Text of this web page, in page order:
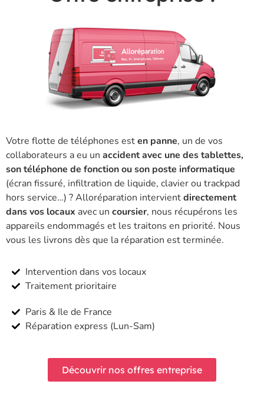
Votre flotte de téléphones esten panne, un de vos
collaborateurs a eu un accident avec une des tablettes,
son téléphone de fonction ou son poste informatique
(écran fissuré, infiltration de liquide, clavier ou trackpad
hors service…) ? Alloréparation intervientdirectement
dans vos locaux avec un coursier, nous récupérons les
appareils endommagés et les traitons en priorité. Nous
vous les livrons dès que la réparation est terminée.
Intervention dans vos locaux
Traitement prioritaire
Paris & Ile de France
Réparation express (Lun-Sam)
Découvrir nos offres entreprise